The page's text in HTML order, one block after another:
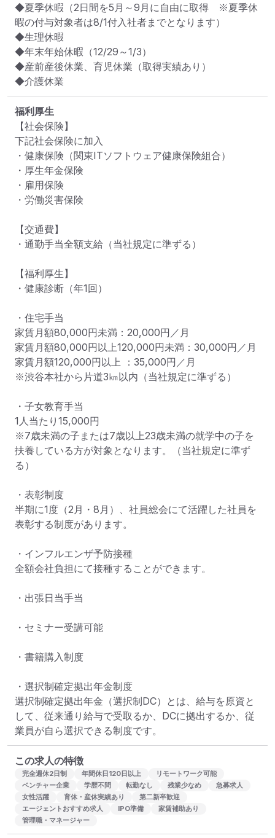
◆夏季休暇（2日間を5月～9月に自由に取得　※夏季休
暇の付与対象者は8/1付入社者までとなります）
◆生理休暇
◆年末年始休暇（12/29～1/3）
◆産前産後休業、育児休業（取得実績あり）
◆介護休業
福利厚生
【社会保険】
下記社会保険に加入
・健康保険（関東ITソフトウェア健康保険組合）
・厚生年金保険
・雇用保険
・労働災害保険
【交通費】
・通勤手当全額支給（当社規定に準ずる）
【福利厚生】
・健康診断（年1回）
・住宅手当
家賃月額80,000円未満：20,000円／月
家賃月額80,000円以上120,000円未満：30,000円／月
家賃月額120,000円以上 ：35,000円／月
※渋谷本社から片道3㎞以内（当社規定に準ずる）
・子女教育手当
1人当たり15,000円
※7歳未満の子または7歳以上23歳未満の就学中の子を
扶養している方が対象となります。（当社規定に準ず
る）
・表彰制度
半期に1度（2月・8月）、社員総会にて活躍した社員を
表彰する制度があります。
・インフルエンザ予防接種
全額会社負担にて接種することができます。
・出張日当手当
・セミナー受講可能
・書籍購入制度
・選択制確定拠出年金制度
選択制確定拠出年金（選択制DC）とは、給与を原資と
して、従来通り給与で受取るか、DCに拠出するか、従
業員が自ら選択できる制度です。
この求人の特徴
完全週休2日制 年間休日120日以上
リモートワーク可能
ベンチャー企業
学歴不問 転勤なし 残業少なめ
急募求人
女性活躍
育休・産休実績あり
第二新卒歓迎
エージェントおすすめ求人
IPO準備
家賃補助あり
管理職・マネージャー